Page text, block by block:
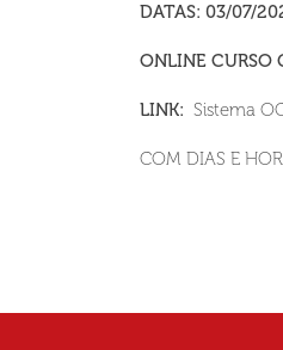
DATAS: 03/07/
ONLINE CURSO
LINK: Sistema
COM DIAS E